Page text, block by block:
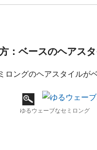
：ベースのヘアス
ロングのヘアスタイルがベ
ゆるウェーブなセミロング